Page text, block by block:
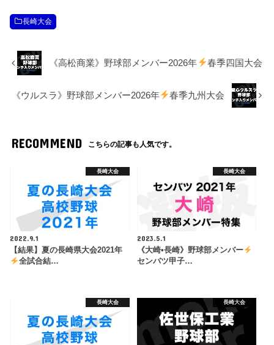
長崎大会
《高松商業》野球部メンバー2026年 春季四国大会
《ウルスラ》野球部メンバー2026年 春季九州大会
RECOMMEND こちらの記事も人気です。
長崎大会
2022.9.1
【結果】夏の長崎県大会2021年
全試合結…
長崎大会
2023.5.1
《大崎•長崎》野球部メンバー
センバツ甲子…
長崎大会 長崎大会